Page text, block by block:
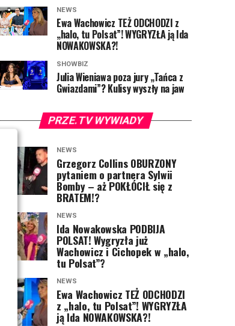
NEWS
Ewa Wachowicz TEŻ ODCHODZI z
„halo, tu Polsat”! WYGRYZŁA ją Ida
NOWAKOWSKA?!
SHOWBIZ
Julia Wieniawa poza jury „Tańca z
Gwiazdami”? Kulisy wyszły na jaw
PRZE.TV WYWIADY
NEWS
Grzegorz Collins OBURZONY
pytaniem o partnera Sylwii
Bomby – aż POKŁÓCIŁ się z
BRATEM!?
NEWS
Ida Nowakowska PODBIJA
POLSAT! Wygryzła już
Wachowicz i Cichopek w „halo,
tu Polsat”?
NEWS
Ewa Wachowicz TEŻ ODCHODZI
z „halo, tu Polsat”! WYGRYZŁA
ją Ida NOWAKOWSKA?!